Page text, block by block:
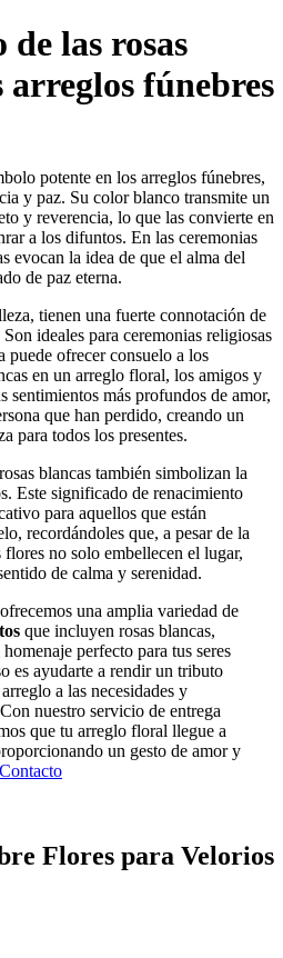
las rosas
arreglos fúnebres
potente en los arreglos fúnebres,
y paz. Su color blanco transmite un
y reverencia, lo que las convierte en
a los difuntos. En las ceremonias
evocan la idea de que el alma del
de paz eterna.
tienen una fuerte connotación de
ideales para ceremonias religiosas
puede ofrecer consuelo a los
en un arreglo floral, los amigos y
sentimientos más profundos de amor,
que han perdido, creando un
para todos los presentes.
blancas también simbolizan la
Este significado de renacimiento
para aquellos que están
recordándoles que, a pesar de la
no solo embellecen el lugar,
de calma y serenidad.
una amplia variedad de
que incluyen rosas blancas,
perfecto para tus seres
es ayudarte a rendir un tributo
a las necesidades y
nuestro servicio de entrega
que tu arreglo floral llegue a
un gesto de amor y
Contacto
Flores para Velorios